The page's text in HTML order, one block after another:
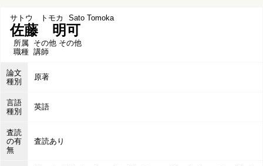
サトウ トモカ Sato Tomoka
佐藤 明可
所属 その他 その他
職種 講師
論文
種別
原著
言語
種別
英語
査読
の有
無
査読あり